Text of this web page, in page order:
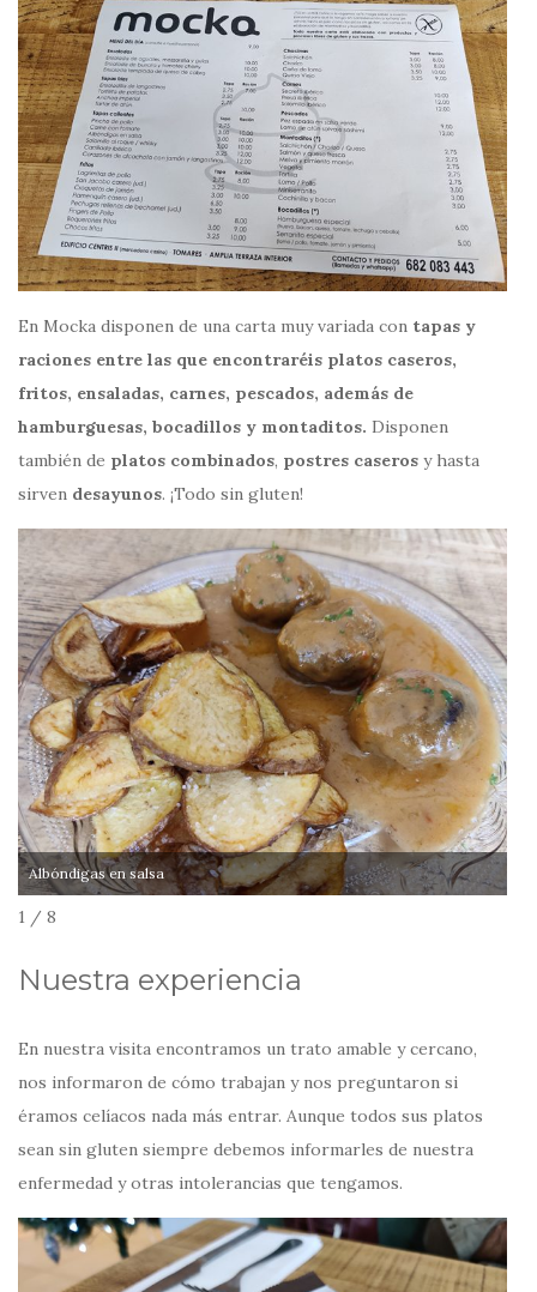
En Mocka disponen de una carta muy variada con tapas y
raciones entre las que encontraréis platos caseros,
fritos, ensaladas, carnes, pescados, además de
hamburguesas, bocadillos y montaditos. Disponen
también de platos combinados, postres caseros y hasta
sirven desayunos. ¡Todo sin gluten!
Albóndigas en salsa
1 / 8
Nuestra experiencia
En nuestra visita encontramos un trato amable y cercano,
nos informaron de cómo trabajan y nos preguntaron si
éramos celíacos nada más entrar. Aunque todos sus platos
sean sin gluten siempre debemos informarles de nuestra
enfermedad y otras intolerancias que tengamos.